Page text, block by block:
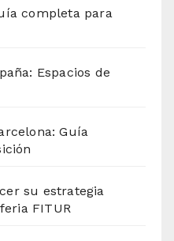
completa para
Espacios de
Guía
su estrategia
FITUR